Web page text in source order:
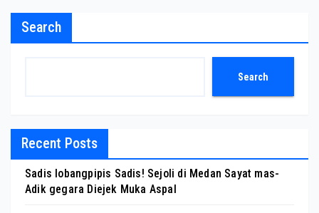
Search
Search
Recent Posts
Sadis lobangpipis Sadis! Sejoli di Medan Sayat mas-
Adik gegara Diejek Muka Aspal